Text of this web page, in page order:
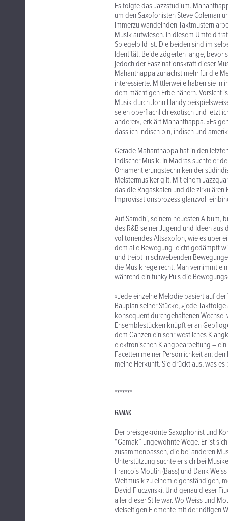
Es folgte das Jazzstudium.
um den Saxofonisten Steve Coleman
immerzu wandelnden Taktmustern
Musik aufwiesen. In diesem Umfeld
Spiegelbild ist. Die beiden sind im
Identität. Beide zögerten lange, bevor
jedoch der Faszinationskraft dieser
Mahanthappa zunächst mehr für die
interessierte. Mittlerweile haben sie in
dem mächtigen Erbe nähern. Vorsicht
Musik durch John Handy
seien oberflächlich exotisch und
anderer«, erklärt Mahanthappa. »Es
dass ich indisch bin, indisch und
Gerade Mahanthappa hat in den
indischer Musik. In Madras suchte er
Ornamentierungstechniken der
Meistermusiker gilt. Mit einem
das die Ragaskalen und die zirkulären
Improvisationsprozess glanzvoll
Auf Samdhi, seinem neuesten Album,
des R&B seiner Jugend und Ideen
volltönendes Altsaxofon, wie es über
dem alle Bewegung leicht gedämpft
und treibt in schwebenden
die Musik regelrecht. Man vernimmt
während ein funky Puls die
»Jede einzelne Melodie basiert auf
Bauplan seiner Stücke, »jede
konsequent durchgehaltenen
Ensemblestücken knüpft er an
dem Ganzen ein sehr westliches
elektronischen Klangbearbeitung –
Facetten meiner Persönlichkeit an:
meine Herkunft. Sie drückt aus, was
*******
GAMAK
Der preisgekrönte Saxophonist und
“Gamak” ungewohnte Wege. Er ist
zusammenpassen, die bei anderen
Unterstützung suchte er sich bei
Francois Moutin (Bass) und Dank
Weltmusik zu einem eigenständigen,
David Fiuczynski. Und genau dieser
aller dieser Stile war. Wo Weiss und
vielseitigen Elemente mit der nötigen